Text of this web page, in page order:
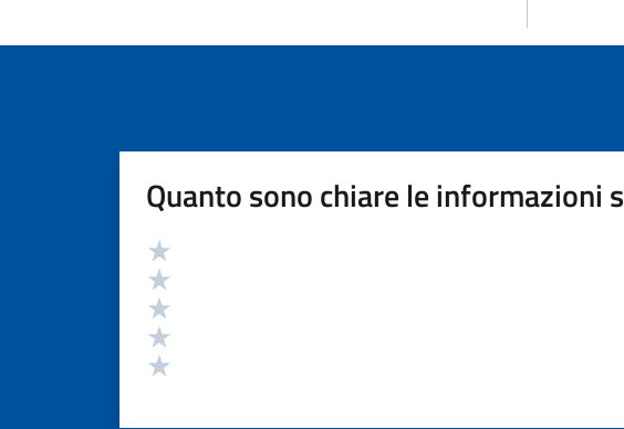
Quanto sono chiare le informazioni
Valutazione